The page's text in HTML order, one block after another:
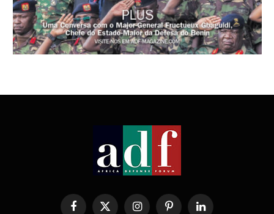
Facebook
X InstagramPinterestLinkedIn